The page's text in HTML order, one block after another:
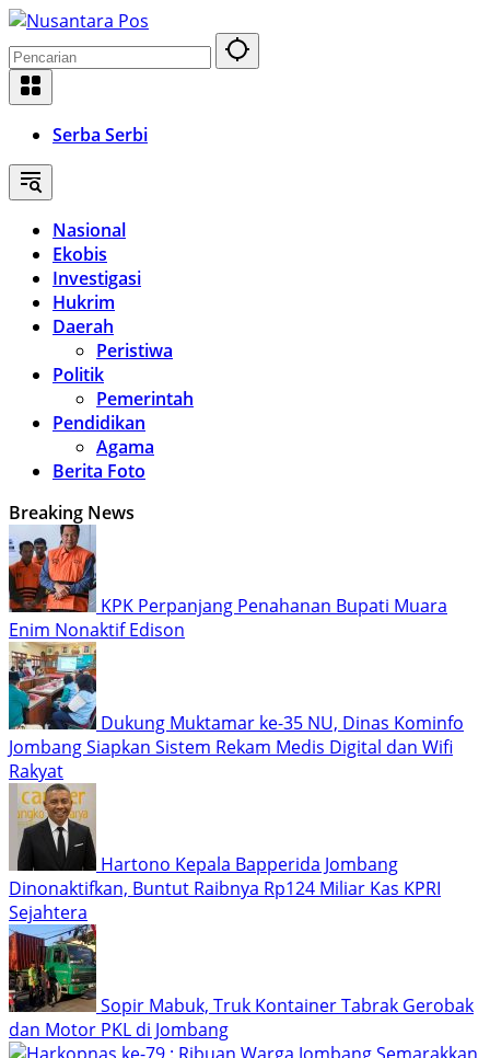
Langsung
ke
konten
Serba Serbi
Nasional
Ekobis
Investigasi
Hukrim
Daerah
Peristiwa
Politik
Pemerintah
Pendidikan
Agama
Berita Foto
Breaking News
KPK Perpanjang Penahanan Bupati Muara
Enim Nonaktif Edison
Dukung Muktamar ke-35 NU, Dinas Kominfo
Jombang Siapkan Sistem Rekam Medis Digital dan Wifi
Rakyat
Hartono Kepala Bapperida Jombang
Dinonaktifkan, Buntut Raibnya Rp124 Miliar Kas KPRI
Sejahtera
Sopir Mabuk, Truk Kontainer Tabrak Gerobak
dan Motor PKL di Jombang